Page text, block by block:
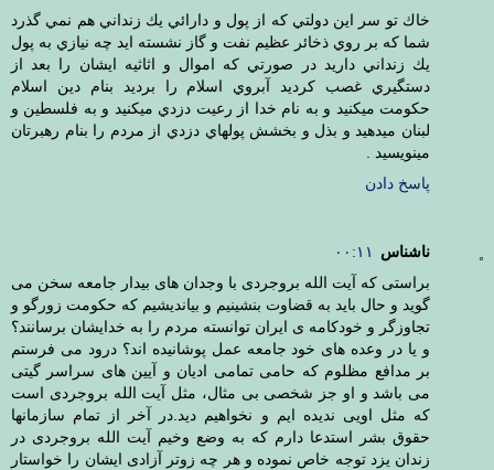
خاك تو سر اين دولتي كه از پول و دارائي يك زنداني هم نمي گذرد
شما كه بر روي ذخائر عظيم نفت و گاز نشسته ايد چه نيازي به پول
يك زنداني داريد در صورتي كه اموال و اثاثيه ايشان را بعد از
دستگيري غصب كرديد آبروي اسلام را برديد بنام دين اسلام
حكومت ميكنيد و به نام خدا از رعيت دزدي ميكنيد و به فلسطين و
لبنان ميدهيد و بذل و بخشش پولهاي دزدي از مردم را بنام رهبرتان
مينويسيد .
پاسخ دادن
ناشناس
۰۰:۱۱
براستی که آیت الله بروجردی با وجدان های بیدار جامعه سخن می
گوید و حال باید به قضاوت بنشینیم و بیاندیشیم که حکومت زورگو و
تجاوزگر و خودکامه ی ایران توانسته مردم را به خدایشان برسانند؟
و یا در وعده های خود جامعه عمل پوشانیده اند؟ درود می فرستم
بر مدافع مظلوم که حامی تمامی ادیان و آیین های سراسر گیتی
می باشد و او جز شخصی بی مثال، مثل آیت الله بروجردی است
که مثل اویی ندیده ایم و نخواهیم دید.در آخر از تمام سازمانها
حقوق بشر استدعا دارم که به وضع وخیم آیت الله بروجردی در
زندان یزد توجه خاص نموده و هر چه زوتر آزادی ایشان را خواستار